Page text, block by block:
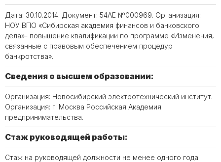
Дата: 30.10.2014. Документ: 54АЕ №000969. Организация:
НОУ ВПО «Сибирская академия финансов и банковского
дела»- повышение квалификации по программе «Изменения,
связанные с правовым обеспечением процедур
банкротства».
Сведения о высшем образовании:
Организация: Новосибирский электротехнический институт.
Организация: г. Москва Российская Академия
предпринимательства.
Стаж руководящей работы:
Стаж на руководящей должности не менее одного года